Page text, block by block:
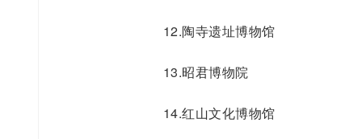
12.陶寺遗址博物馆
13.昭君博物院
14.红山文化博物馆